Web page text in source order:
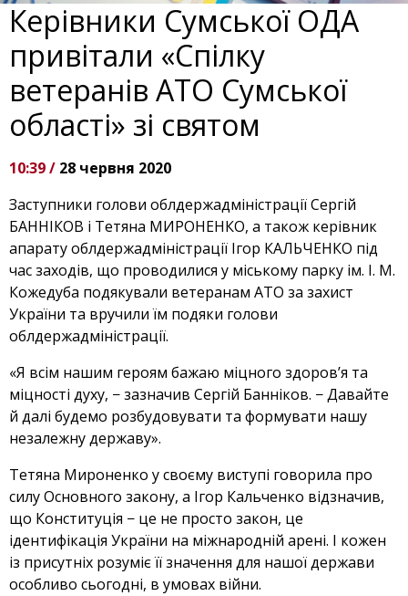
Керівники Сумської ОДА
привітали «Спілку
ветеранів АТО Сумської
області» зі святом
10:39 / 28 червня 2020
Заступники голови облдержадміністрації Сергій
БАННІКОВ і Тетяна МИРОНЕНКО, а також керівник
апарату облдержадміністрації Ігор КАЛЬЧЕНКО під
час заходів, що проводилися у міському парку ім. І. М.
Кожедуба подякували ветеранам АТО за захист
України та вручили їм подяки голови
облдержадміністрації.
«Я всім нашим героям бажаю міцного здоров’я та
міцності духу, − зазначив Сергій Банніков. − Давайте
й далі будемо розбудовувати та формувати нашу
незалежну державу».
Тетяна Мироненко у своєму виступі говорила про
силу Основного закону, а Ігор Кальченко відзначив,
що Конституція − це не просто закон, це
ідентифікація України на міжнародній арені. І кожен
із присутніх розуміє її значення для нашої держави
особливо сьогодні, в умовах війни.